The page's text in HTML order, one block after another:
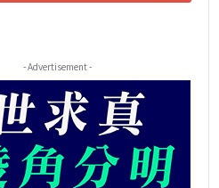
- Advertisement -